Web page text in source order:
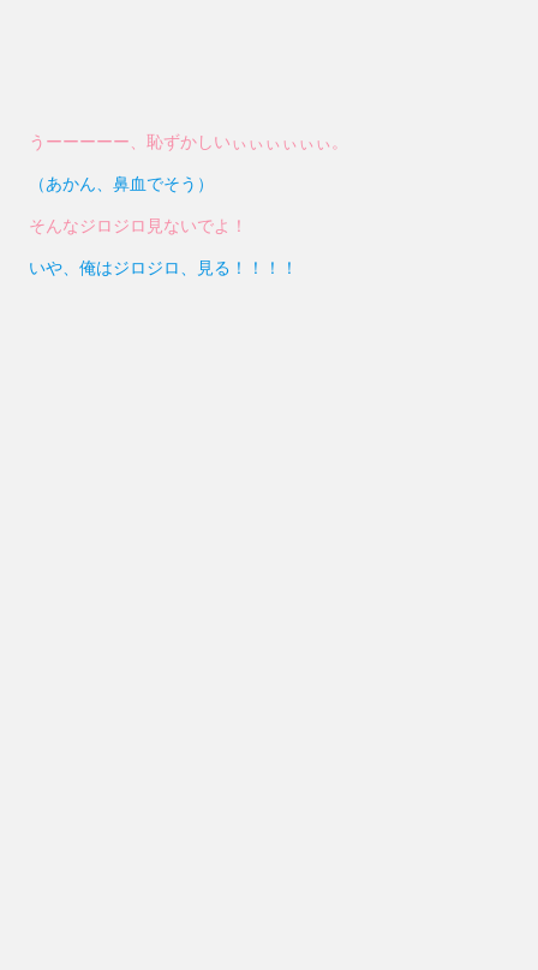
うーーーーー、恥ずかしいぃぃぃぃぃぃ。
（あかん、鼻血でそう）
そんなジロジロ見ないでよ！
いや、俺はジロジロ、見る！！！！